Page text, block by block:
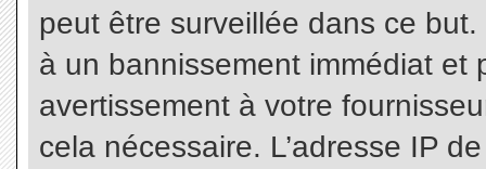
peut être surveillée dans ce
à un bannissement immédiat et
avertissement à votre
cela nécessaire. L’adresse IP